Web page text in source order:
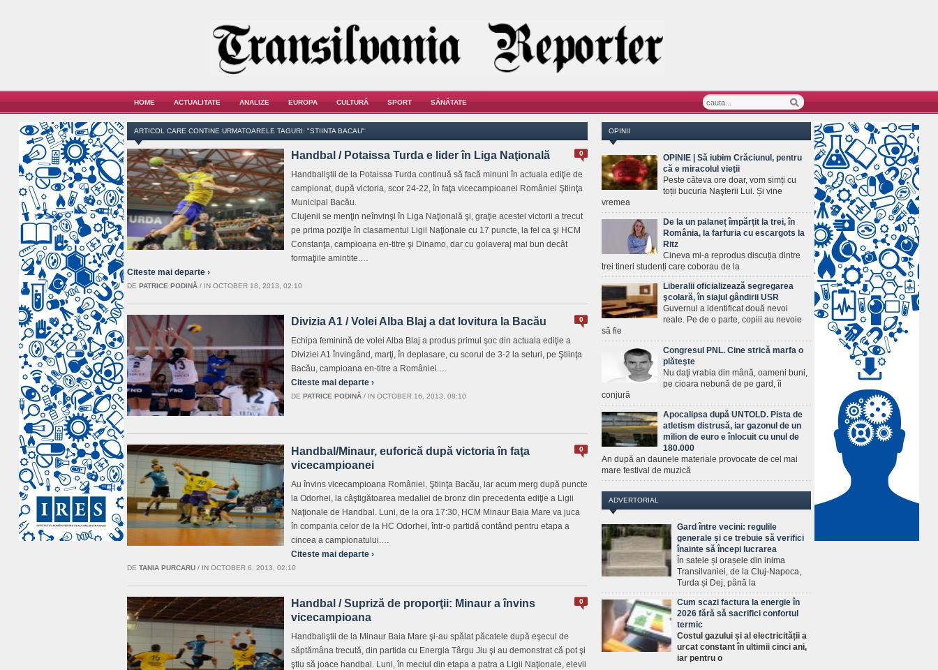
HOME ACTUALITATE ANALIZE EUROPA CULTURĂ SPORT SĂNĂTATE
ARTICOL CARE CONTINE URMATOARELE TAGURI: "STIINTA BACAU"
0
Handbal / Potaissa Turda e lider în Liga Naţională
Handbaliştii de la Potaissa Turda continuă să facă minuni în actuala ediţie de
campionat, după victoria, scor 24-22, în faţa vicecampioanei României Ştiinţa
Municipal Bacău.
Clujenii se menţin neînvinşi în Liga Naţională şi, graţie acestei victorii a trecut
pe prima poziţie în clasamentul Ligii Naţionale cu 17 puncte, la fel ca şi HCM
Constanţa, campioana en-titre şi Dinamo, dar cu golaveraj mai bun decât
formaţiile amintite.…
Citeste mai departe ›
DE PATRICE PODINĂ / IN OCTOBER 18, 2013, 02:10
0
Divizia A1 / Volei Alba Blaj a dat lovitura la Bacău
Echipa feminină de volei Alba Blaj a produs primul şoc din actuala ediţie a
Diviziei A1 învingând, marţi, în deplasare, cu scorul de 3-2 la seturi, pe Ştiinţa
Bacău, campioana en-titre a României.…
Citeste mai departe ›
DE PATRICE PODINĂ / IN OCTOBER 16, 2013, 08:10
0
Handbal/Minaur, euforică după victoria în faţa
vicecampioanei
Au învins vicecampioana României, Ştiinţa Bacău, iar acum merg după puncte
la Odorhei, la câştigătoarea medaliei de bronz din precedenta ediţie a Ligii
Naţionale de Handbal. Luni, de la ora 17:30, HCM Minaur Baia Mare va juca
în compania celor de la HC Odorhei, într-o partidă contând pentru etapa a
cincea a campionatului.…
Citeste mai departe ›
DE TANIA PURCARU / IN OCTOBER 6, 2013, 02:10
0
Handbal / Supriză de proporţii: Minaur a învins
vicecampioana
Handbaliştii de la Minaur Baia Mare şi-au spălat păcatele după eşecul de
săptămâna trecută, din partida cu Energia Târgu Jiu şi au demonstrat că pot şi
ştiu să joace handbal. Luni, în meciul din etapa a patra a Ligii Naţionale, elevii
OPINII
OPINIE | Să iubim Crăciunul, pentru
că e miracolul vieţii
Peste câteva ore doar, vom simți cu
toții bucuria Naşterii Lui. Și vine
vremea
De la un palaneț împărțit la trei, în
România, la farfuria cu escargots la
Ritz
Cineva mi-a reprodus discuția dintre
trei tineri studenți care coborau de la
Liberalii oficializează segregarea
şcolară, în siajul gândirii USR
Guvernul a identificat două nevoi
reale. Pe de o parte, copiii au nevoie
să fie
Congresul PNL. Cine strică marfa o
plăteşte
Nu daţi vrabia din mână, oameni buni,
pe cioara nebună de pe gard, îi
conjură
Apocalipsa după UNTOLD. Pista de
atletism distrusă, iar gazonul de un
milion de euro e înlocuit cu unul de
180.000
An după an daunele materiale provocate de cel mai
mare festival de muzică
ADVERTORIAL
Gard între vecini: regulile
generale și ce trebuie să verifici
înainte să începi lucrarea
În satele și orașele din inima
Transilvaniei, de la Cluj-Napoca,
Turda și Dej, până la
Cum scazi factura la energie în
2026 fără să sacrifici confortul
termic
Costul gazului și al electricității a
urcat constant în ultimii cinci ani,
iar pentru o